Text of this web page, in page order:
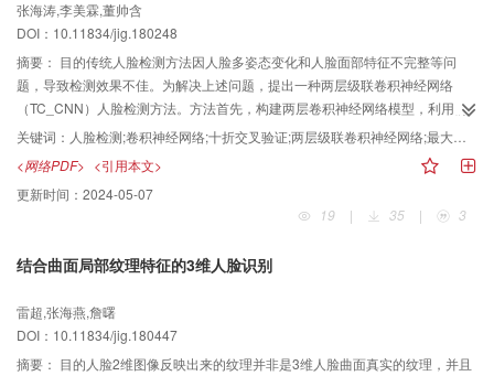
质量，又加快融合速度。在此基础上，加入简单点光源，解决上述过程产生的
光线一致性问题，进一步提高图像质量。结果采用主观和客观相结合的方法对
结果进行评估。主观方面，本文算法生成的全景图像色彩基本实现平滑过渡且
图像原始信息保留完整。客观方面，色彩纠正前后图像的结构相似度（SSIM）
控制在0.85~0.99之间，时间复杂度由原来的O（${n^2}$）降低到O（$n$）；
分区融合后图像信息熵接近于泊松融合，但时间消耗降低72%。采用基于PC端
的问卷调查法和OG-IQA算法将本文算法与PTGui、OpenCV、Xiong方法生成的
明，本文算法适用于多种场景，在保证目视效果良好的前提下，时间消耗降
张海涛,李美霖,董帅含
DOI：10.11834/jig.180248
摘要： 目的传统人脸检测方法因人脸多姿态变化和人脸面部特征不完整等问
题，导致检测效果不佳。为解决上述问题，提出一种两层级联卷积神经网络
（TC_CNN）人脸检测方法。方法首先，构建两层卷积神经网络模型，利用前
端卷积神经网络模型对人脸图像进行特征粗略提取，再利用最大值池化方法对
粗提取得到的人脸特征进行降维操作，输出多个疑似人脸窗口；其次，将前端
粗提取得到的人脸窗口作为后端卷积神经网络模型的输入进行特征精细提取，
并通过池化操作得到新的特征图；最后，通过全连接层判别输出最佳检测窗
口，完成人脸检测全过程。结果实验选取FDDB人脸检测数据集中包含人脸多姿
脸检测率达到96.39%，误检率低至3.78%，相比当前流行方法在保证算法效率
多姿态变化和面部特征信息不完整等情况下实现精准检测，保证较高的检测
率，有效降低误检率，方法具有较好的鲁棒性和泛化能力。
关键词： 人脸检测;卷积神经网络;十折交叉验证;两层级联卷积神经网络;最大值池化
<网络PDF> <引用本文>
更新时间： 2024-05-07
19
| 35 | 3
结合曲面局部纹理特征的3维人脸识别
雷超,张海燕,詹曙
DOI：10.11834/jig.180447
摘要： 目的人脸2维图像反映出来的纹理并非是3维人脸曲面真实的纹理，并且